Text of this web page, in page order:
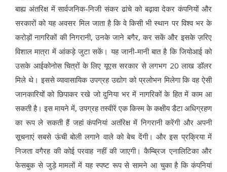
बाह्य अंतरिक्ष में सार्वजनिक-निजी संकर ढांचे को बढ़ावा देकर कंपनियों और
सरकारों को यह अवसर मिल जाता है कि वे किसी भी स्थान पर विश्व भर के
करोड़ों नागरिकों की निगरानी, उनके जाने बगैर, कर सकें और इसके ज़रिए
विशाल मात्रा में आंकड़े जुटा सकें। यह जानी-मानी बात है कि जियोआई को
उसके आईकोनोस चित्रों के लिए यूएस सरकार से लगभग 20 लाख डॉलर
मिले थे। इससे व्यावासायिक उपग्रह उद्योग को प्रलोभन मिलेगा कि वह ऐसी
जानकारियों को छिपाकर रखे जो दुनिया भर में नागरिकों के हित में काम आ
सकती है। इस मायने में, उपग्रह तस्वीरें एक किस्म के कक्षीय डैटा अधिग्रहण
का रूप ले सकती हैं जहां कंपनियां अतंरिक्ष में निगरानी करेंगी और अपनी
सूचनाएं सबसे ऊंची बोली लगाने वाले को बेच देंगी। और इस प्रक्रिया में
निजता वगैरह की कोई परवाह नहीं की जाएगी। कैम्ब्रिज एनालिटिका और
फेसबुक से जुड़े मामलों में यह स्पष्ट रूप से सामने आ चुका है कि कंपनियां